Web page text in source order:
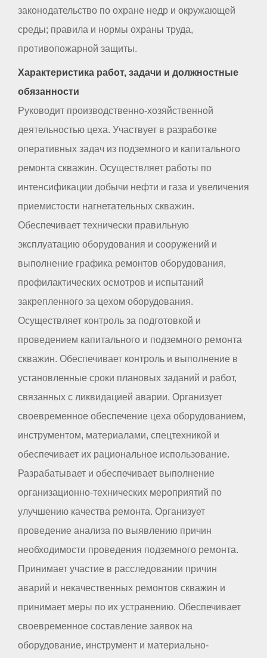
законодательство по охране недр и окружающей
среды; правила и нормы охраны труда,
противопожарной защиты.
Характеристика работ, задачи и должностные
обязанности
Руководит производственно-хозяйственной
деятельностью цеха. Участвует в разработке
оперативных задач из подземного и капитального
ремонта скважин. Осуществляет работы по
интенсификации добычи нефти и газа и увеличения
приемистости нагнетательных скважин.
Обеспечивает технически правильную
эксплуатацию оборудования и сооружений и
выполнение графика ремонтов оборудования,
профилактических осмотров и испытаний
закрепленного за цехом оборудования.
Осуществляет контроль за подготовкой и
проведением капитального и подземного ремонта
скважин. Обеспечивает контроль и выполнение в
установленные сроки плановых заданий и работ,
связанных с ликвидацией аварии. Организует
своевременное обеспечение цеха оборудованием,
инструментом, материалами, спецтехникой и
обеспечивает их рациональное использование.
Разрабатывает и обеспечивает выполнение
организационно-технических мероприятий по
улучшению качества ремонта. Организует
проведение анализа по выявлению причин
необходимости проведения подземного ремонта.
Принимает участие в расследовании причин
аварий и некачественных ремонтов скважин и
принимает меры по их устранению. Обеспечивает
своевременное составление заявок на
оборудование, инструмент и материально-